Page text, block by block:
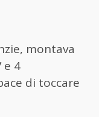
montava
e 4
di toccare